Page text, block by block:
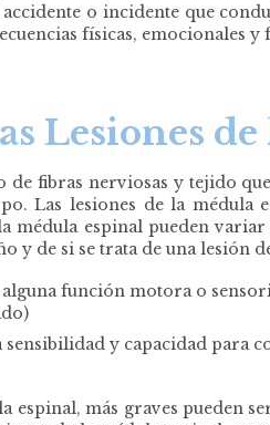
o incidente que
físicas, emocionales y
Lesiones
fibras nerviosas y tejido
Las lesiones de la médula
médula espinal pueden
y de si se trata de una lesión
función motora o
y capacidad para
espinal, más graves pueden